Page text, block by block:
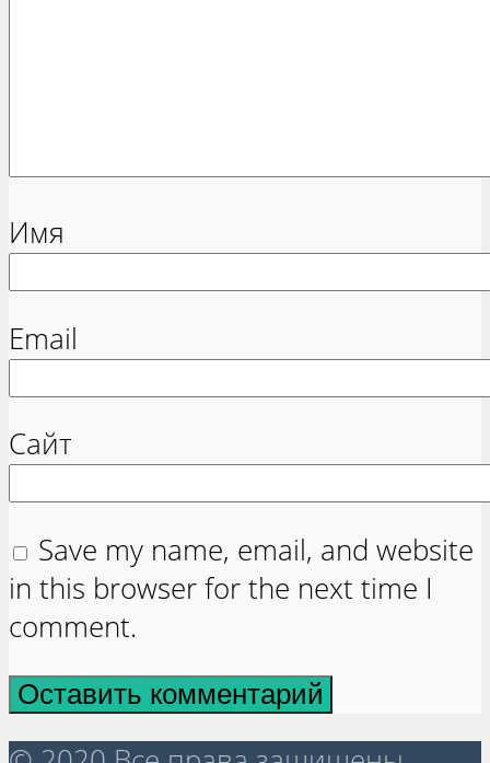
Имя
Email
Сайт
Save my name, email, and website
in this browser for the next time I
comment.